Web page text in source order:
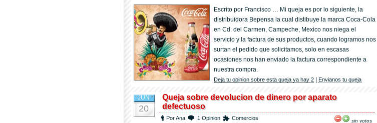
Escrito por Francisco … Mi queja es por lo siguiente, la
distribuidora Bepensa la cual distibuye la marca Coca-Cola
en Cd. del Carmen, Campeche, Mexico nos niega el
servicio y la factura de sus productos, cuando logramos nos
surtan el pedido que solicitamos, solo en escasas
ocasiones nos han enviado la factura correspondiente a
nuestra compra.
Deja tu opinion sobre esta queja ya hay 2 Envianos tu queja
JUN
20
Queja sobre devolucion de dinero por aparato
defectuoso
Por Ana 1 Opinion Comercios sin votos